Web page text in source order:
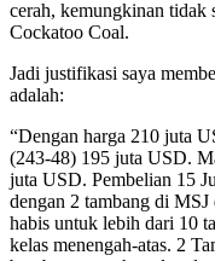
cerah, kemungkinan tidak
Cockatoo Coal.
Jadi justifikasi saya
adalah:
“Dengan harga 210 juta
(243-48) 195 juta USD.
juta USD. Pembelian 15
dengan 2 tambang di
habis untuk lebih dari 10
kelas menengah-atas. 2